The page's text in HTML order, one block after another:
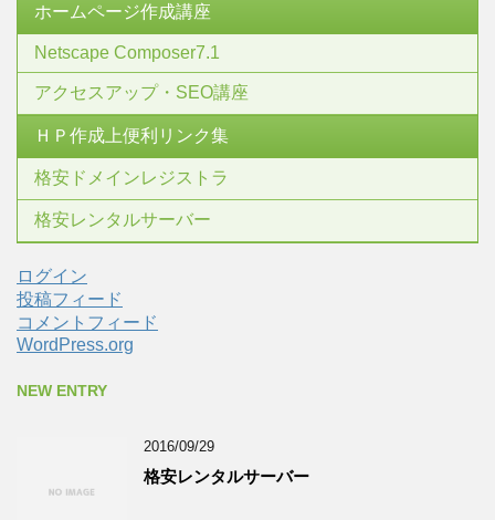
ホームページ作成講座
Netscape Composer7.1
アクセスアップ・SEO講座
ＨＰ作成上便利リンク集
格安ドメインレジストラ
格安レンタルサーバー
ログイン
投稿フィード
コメントフィード
WordPress.org
NEW ENTRY
2016/09/29
格安レンタルサーバー